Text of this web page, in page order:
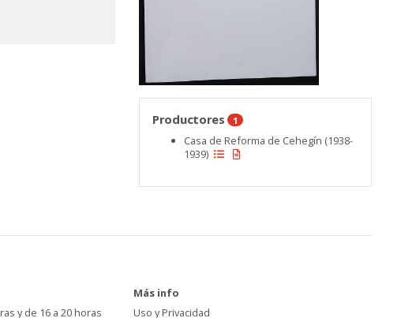
Productores 1
Casa de Reforma de Cehegín (1938-
1939)
y de 16 a 20 horas
Más info
Uso y Privacidad